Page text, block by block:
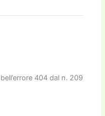
404 dal n. 209